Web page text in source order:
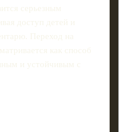
серьезным
доступ детей и
Переход на
как способ
и устойчивым с